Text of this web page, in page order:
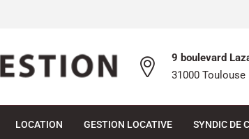
9 boulevard
31000 Toulouse
LOCATION GESTION LOCATIVE SYNDIC DE